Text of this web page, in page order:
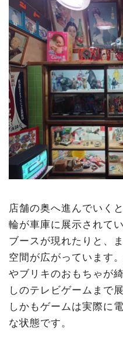
店舗の奥へ進んでいく
輪が車庫に展示されて
ブースが現れたりと、
空間が広がっています
やブリキのおもちゃが
しのテレビゲームまで展
しかもゲームは実際に
な状態です。